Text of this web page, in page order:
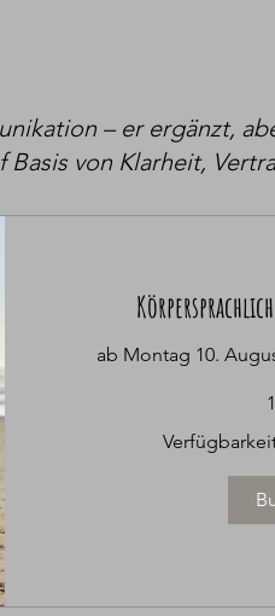
– er ergänzt,
von Klarheit,
ab Montag 10.